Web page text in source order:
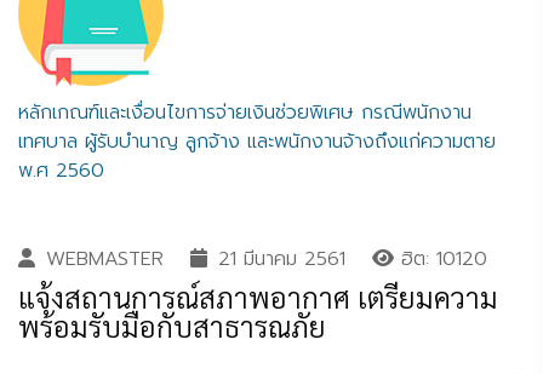
หลักเกณฑ์และเงื่อนไขการจ่ายเงินช่วยพิเศษ กรณีพนักงาน
เทศบาล ผู้รับบำนาญ ลูกจ้าง และพนักงานจ้างถึงแก่ความตาย
พ.ศ 2560
WEBMASTER 21 มีนาคม 2561 ฮิต: 10120
แจ้งสถานการณ์สภาพอากาศ เตรียมความ
พร้อมรับมือกับสาธารณภัย